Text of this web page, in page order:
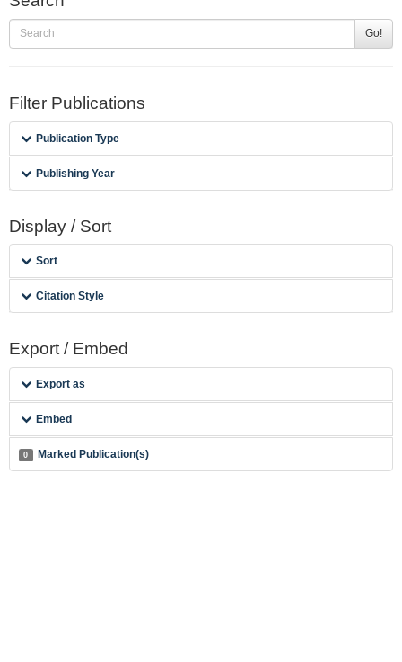
Go!
Filter Publications
Publication Type
Publishing Year
Display / Sort
Sort
Citation Style
Export / Embed
Export as
Embed
0 Marked Publication(s)